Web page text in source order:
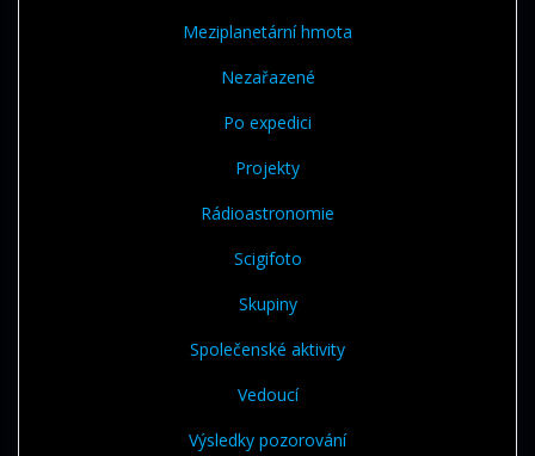
Meziplanetární hmota
Nezařazené
Po expedici
Projekty
Rádioastronomie
Scigifoto
Skupiny
Společenské aktivity
Vedoucí
Výsledky pozorování